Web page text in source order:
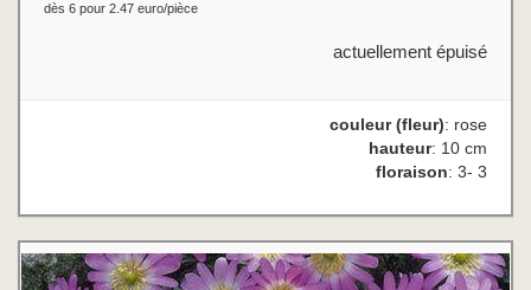
dès 6 pour 2.47 euro/pièce
actuellement épuisé
couleur (fleur): rose
hauteur: 10 cm
floraison: 3- 3